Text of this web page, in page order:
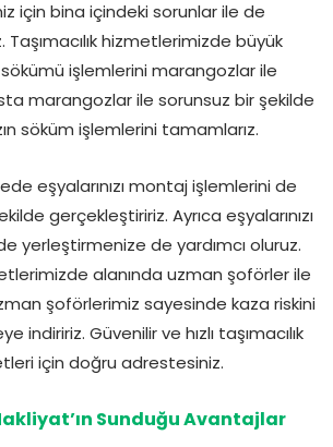
için bina içindeki sorunlar ile de
Taşımacılık hizmetlerimizde büyük
sökümü işlemlerini marangozlar ile
marangozlar ile sorunsuz bir şekilde
söküm işlemlerini tamamlarız.
eşyalarınızı montaj işlemlerini de
gerçekleştiririz. Ayrıca eşyalarınızı
yerleştirmenize de yardımcı oluruz.
alanında uzman şoförler ile
şoförlerimiz sayesinde kaza riskini
indiririz. Güvenilir ve hızlı taşımacılık
için doğru adrestesiniz.
Sunduğu Avantajlar